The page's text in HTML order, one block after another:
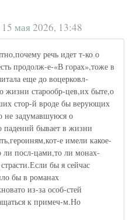
15 мая 2026, 13:48
речь идет т-ко о
продолж-е-«В горах»,тоже в
еще до воцерковл-
жизни старообр-цев,их быте,о
стор-й вроде бы верующих
не задумавшуюся о
падений бывает в жизни
е имели какое-
ли посл-цами,то ли монах-
бы я сейчас
бы в романах
из-за особ-стей
к примеч-м.Но